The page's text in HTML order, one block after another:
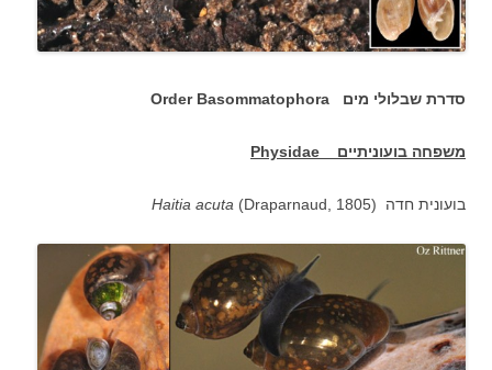
סדרת שבלולי מים Order Basommatophora
משפחה בועוניתיים Physidae
בועונית חדה ( Haitia acuta (Draparnaud, 1805